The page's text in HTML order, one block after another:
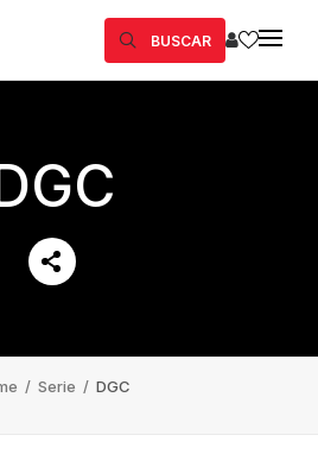
BUSCAR
/ Serie / DGC